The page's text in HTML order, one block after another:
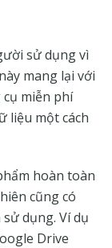
sử dụng vì
mang lại với
miễn phí
liệu một cách
hoàn toàn
cũng có
dụng. Ví dụ
Drive